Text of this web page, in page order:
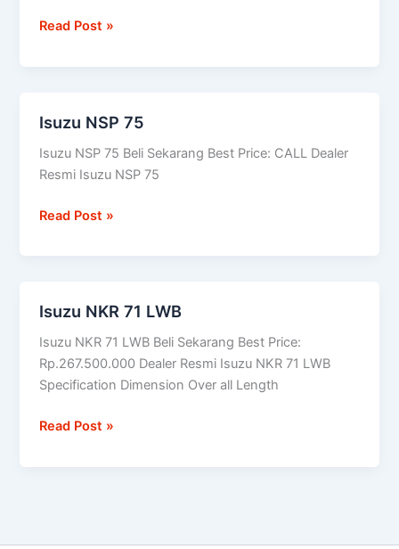
Read Post »
Isuzu NSP 75
Isuzu NSP 75 Beli Sekarang Best Price: CALL Dealer
Resmi Isuzu NSP 75
Isuzu
Read Post »
Isuzu NKR 71 LWB
Isuzu NKR 71 LWB Beli Sekarang Best Price:
Rp.267.500.000 Dealer Resmi Isuzu NKR 71 LWB
Specification Dimension Over all Length
Isuzu
LWB
Read Post »